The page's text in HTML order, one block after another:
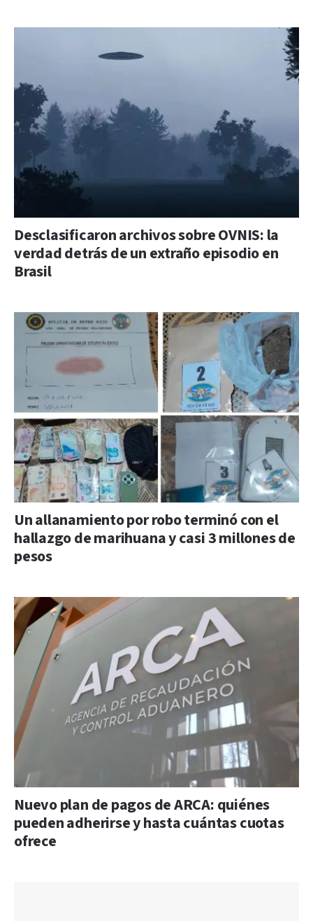
Desclasificaron archivos sobre OVNIS: la
verdad detrás de un extraño episodio en
Brasil
Un allanamiento por robo terminó con el
hallazgo de marihuana y casi 3 millones de
pesos
Nuevo plan de pagos de ARCA: quiénes
pueden adherirse y hasta cuántas cuotas
ofrece